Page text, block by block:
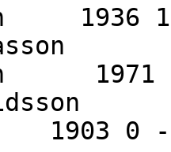
1936
1971
0 -